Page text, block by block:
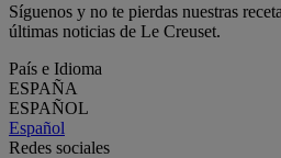
Síguenos y no te pierdas nuestras
últimas noticias de Le Creuset.
País e Idioma
ESPAÑA
ESPAÑOL
Español
Redes sociales